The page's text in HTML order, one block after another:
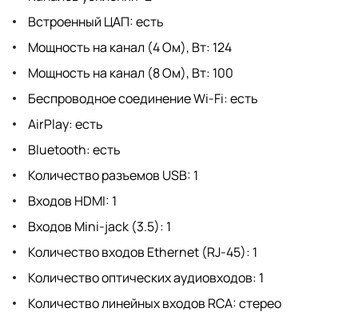
Встроенный ЦАП: есть
Мощность на канал (4 Ом), Вт: 124
Мощность на канал (8 Ом), Вт: 100
Беспроводное соединение Wi-Fi: есть
AirPlay: есть
Bluetooth: есть
Количество разъемов USB: 1
Входов HDMI: 1
Входов Mini-jack (3.5): 1
Количество входов Ethernet (RJ-45): 1
Количество оптических аудиовходов: 1
Количество линейных входов RCA: стерео